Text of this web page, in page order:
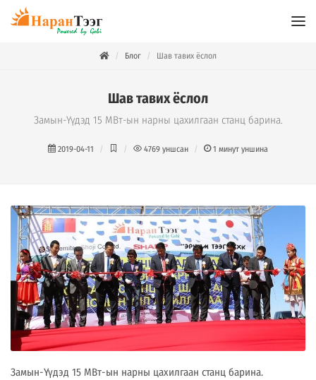
Блог Шав тавих ёслол
Шав тавих ёслол
Замын-Үүдэд 15 МВт-ын нарны цахилгаан станц барина.
2019-04-11 4769 уншсан 1 минут уншина
Замын-Үүдэд 15 МВт-ын нарны цахилгаан станц барина.